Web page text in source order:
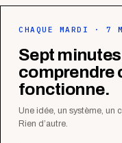
CHAQUE MARDI · 7
Sept
comprendre
fonctionne.
Une idée, un système, un
Rien d’autre.